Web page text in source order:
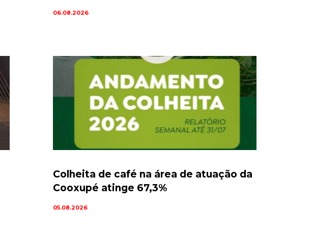
06.08.2026
Colheita de café na área de atuação da
Cooxupé atinge 67,3%
05.08.2026